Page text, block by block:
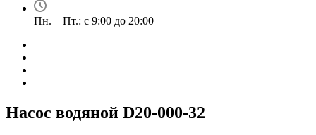
Пн. – Пт.: с 9:00 до 20:00
Насос водяной D20-000-32